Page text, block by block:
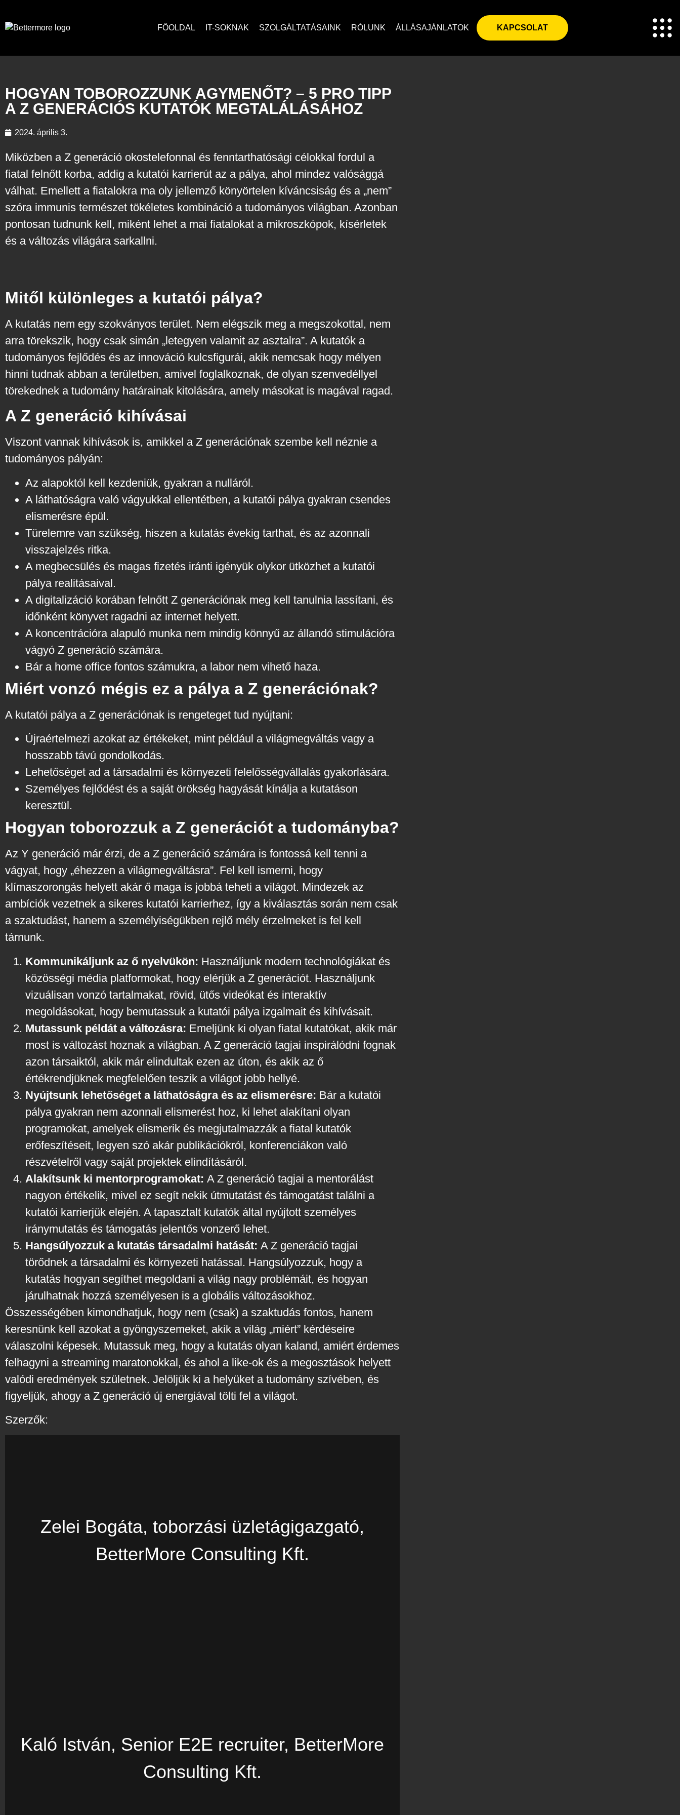
FŐOLDAL IT-SOKNAK SZOLGÁLTATÁSAINK RÓLUNK ÁLLÁSAJÁNLATOK KAPCSOLAT
HOGYAN TOBOROZZUNK AGYMENŐT? – 5 PRO TIPP
A Z GENERÁCIÓS KUTATÓK MEGTALÁLÁSÁHOZ
2024. április 3.
Miközben a Z generáció okostelefonnal és fenntarthatósági célokkal fordul a
fiatal felnőtt korba, addig a kutatói karrierút az a pálya, ahol mindez valósággá
válhat. Emellett a fiatalokra ma oly jellemző könyörtelen kíváncsiság és a „nem”
szóra immunis természet tökéletes kombináció a tudományos világban. Azonban
pontosan tudnunk kell, miként lehet a mai fiatalokat a mikroszkópok, kísérletek
és a változás világára sarkallni.
Mitől különleges a kutatói pálya?
A kutatás nem egy szokványos terület. Nem elégszik meg a megszokottal, nem
arra törekszik, hogy csak simán „letegyen valamit az asztalra”. A kutatók a
tudományos fejlődés és az innováció kulcsfigurái, akik nemcsak hogy mélyen
hinni tudnak abban a területben, amivel foglalkoznak, de olyan szenvedéllyel
törekednek a tudomány határainak kitolására, amely másokat is magával ragad.
A Z generáció kihívásai
Viszont vannak kihívások is, amikkel a Z generációnak szembe kell néznie a
tudományos pályán:
Az alapoktól kell kezdeniük, gyakran a nulláról.
A láthatóságra való vágyukkal ellentétben, a kutatói pálya gyakran csendes
elismerésre épül.
Türelemre van szükség, hiszen a kutatás évekig tarthat, és az azonnali
visszajelzés ritka.
A megbecsülés és magas fizetés iránti igényük olykor ütközhet a kutatói
pálya realitásaival.
A digitalizáció korában felnőtt Z generációnak meg kell tanulnia lassítani, és
időnként könyvet ragadni az internet helyett.
A koncentrációra alapuló munka nem mindig könnyű az állandó stimulációra
vágyó Z generáció számára.
Bár a home office fontos számukra, a labor nem vihető haza.
Miért vonzó mégis ez a pálya a Z generációnak?
A kutatói pálya a Z generációnak is rengeteget tud nyújtani:
Újraértelmezi azokat az értékeket, mint például a világmegváltás vagy a
hosszabb távú gondolkodás.
Lehetőséget ad a társadalmi és környezeti felelősségvállalás gyakorlására.
Személyes fejlődést és a saját örökség hagyását kínálja a kutatáson
keresztül.
Hogyan toborozzuk a Z generációt a tudományba?
Az Y generáció már érzi, de a Z generáció számára is fontossá kell tenni a
vágyat, hogy „éhezzen a világmegváltásra”. Fel kell ismerni, hogy
klímaszorongás helyett akár ő maga is jobbá teheti a világot. Mindezek az
ambíciók vezetnek a sikeres kutatói karrierhez, így a kiválasztás során nem csak
a szaktudást, hanem a személyiségükben rejlő mély érzelmeket is fel kell
tárnunk.
Kommunikáljunk az ő nyelvükön: Használjunk modern technológiákat és
közösségi média platformokat, hogy elérjük a Z generációt. Használjunk
vizuálisan vonzó tartalmakat, rövid, ütős videókat és interaktív
megoldásokat, hogy bemutassuk a kutatói pálya izgalmait és kihívásait.
Mutassunk példát a változásra: Emeljünk ki olyan fiatal kutatókat, akik már
most is változást hoznak a világban. A Z generáció tagjai inspirálódni fognak
azon társaiktól, akik már elindultak ezen az úton, és akik az ő
értékrendjüknek megfelelően teszik a világot jobb hellyé.
Nyújtsunk lehetőséget a láthatóságra és az elismerésre: Bár a kutatói
pálya gyakran nem azonnali elismerést hoz, ki lehet alakítani olyan
programokat, amelyek elismerik és megjutalmazzák a fiatal kutatók
erőfeszítéseit, legyen szó akár publikációkról, konferenciákon való
részvételről vagy saját projektek elindításáról.
Alakítsunk ki mentorprogramokat: A Z generáció tagjai a mentorálást
nagyon értékelik, mivel ez segít nekik útmutatást és támogatást találni a
kutatói karrierjük elején. A tapasztalt kutatók által nyújtott személyes
iránymutatás és támogatás jelentős vonzerő lehet.
Hangsúlyozzuk a kutatás társadalmi hatását: A Z generáció tagjai
törődnek a társadalmi és környezeti hatással. Hangsúlyozzuk, hogy a
kutatás hogyan segíthet megoldani a világ nagy problémáit, és hogyan
járulhatnak hozzá személyesen is a globális változásokhoz.
Összességében kimondhatjuk, hogy nem (csak) a szaktudás fontos, hanem
keresnünk kell azokat a gyöngyszemeket, akik a világ „miért” kérdéseire
válaszolni képesek. Mutassuk meg, hogy a kutatás olyan kaland, amiért érdemes
felhagyni a streaming maratonokkal, és ahol a like-ok és a megosztások helyett
valódi eredmények születnek. Jelöljük ki a helyüket a tudomány szívében, és
figyeljük, ahogy a Z generáció új energiával tölti fel a világot.
Szerzők:
Zelei Bogáta, toborzási üzletágigazgató,
BetterMore Consulting Kft.
Kaló István, Senior E2E recruiter, BetterMore
Consulting Kft.